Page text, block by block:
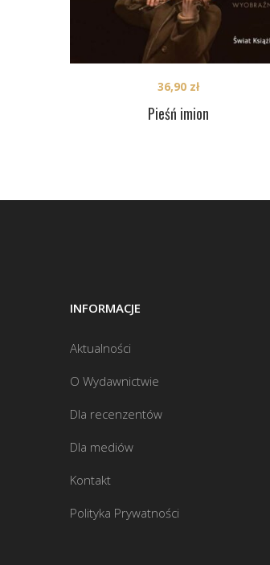
Pieśń imion
36,90 zł
INFORMACJE
Aktualności
O Wydawnictwie
Dla recenzentów
Dla mediów
Kontakt
Polityka Prywatności